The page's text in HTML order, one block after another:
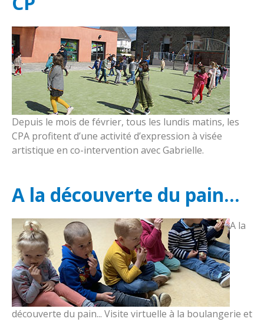
Proposition de la foi
Fraternité
A savoir
Horaires de classe
Réglement intérieur
Accueil périscolaire
Contribution des familles
Services extérieurs enfance et parentalité
Inscriptions
Le restaurant
les associations
Contact
Nous situer
Depuis le mois de février, tous les lundis matins, les
CPA profitent d’une activité d’expression à visée
artistique en co-intervention avec Gabrielle.
A la découverte du pain...
A la
découverte du pain... Visite virtuelle à la boulangerie et